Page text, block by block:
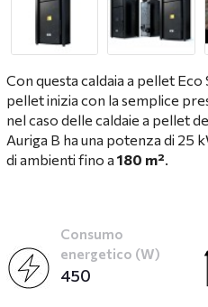
Con questa caldaia a pellet
pellet inizia con la semplice
nel caso delle caldaie a pellet
Auriga B ha una potenza di 25
di ambienti fino a 180 m².
Consumo
energetico (W)
450